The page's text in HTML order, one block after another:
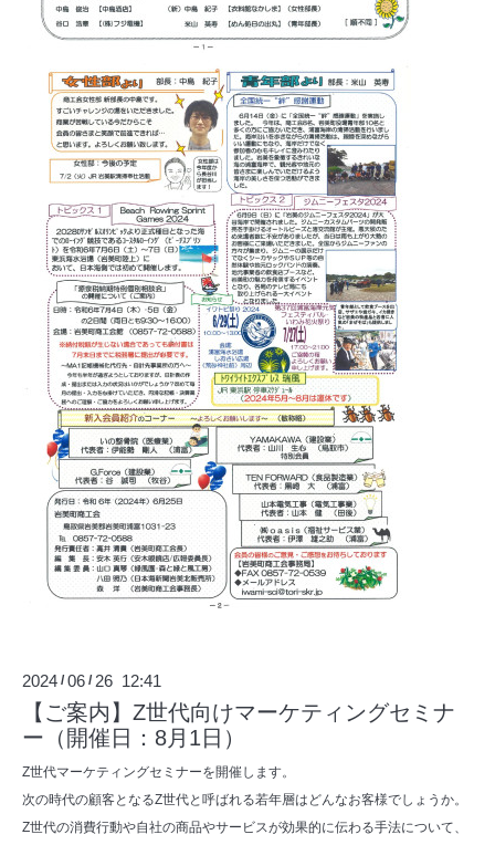
2024 /06 / 26 12:41
【ご案内】Z世代向けマーケティングセミナ
ー（開催日：8月1日）
Z世代マーケティングセミナーを開催します。
次の時代の顧客となるZ世代と呼ばれる若年層はどんなお客様でしょうか。
Z世代の消費行動や自社の商品やサービスが効果的に伝わる手法について、